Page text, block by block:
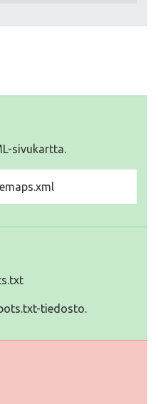
sivukartta.
tiedosto.